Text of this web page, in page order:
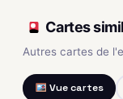
Cartes
Autres cartes de
Vue cartes